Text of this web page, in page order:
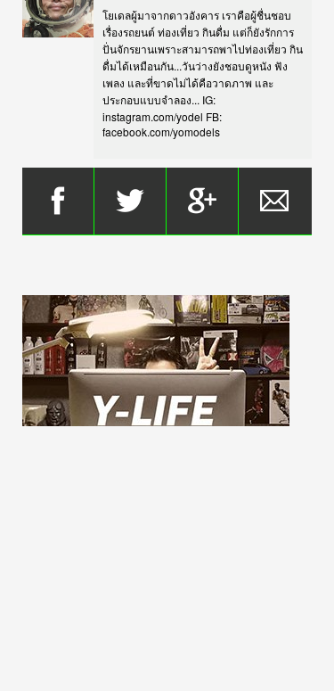
โยเดลผู้มาจากดาวอังคาร เราคือผู้ชื่นชอบ
เรื่องรถยนต์ ท่องเที่ยว กินดื่ม แต่ก็ยังรักการ
ปั่นจักรยานเพราะสามารถพาไปท่องเที่ยว กิน
ดื่มได้เหมือนกัน...วันว่างยังชอบดูหนัง ฟัง
เพลง และที่ขาดไม่ได้คือวาดภาพ และ
ประกอบแบบจำลอง... IG:
instagram.com/yodel FB:
facebook.com/yomodels